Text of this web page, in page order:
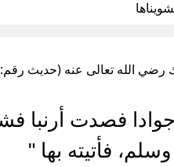
الله تعالى عنه (حديث رقم: 14106 )
فصدت أرنبا
فأتيته بها "